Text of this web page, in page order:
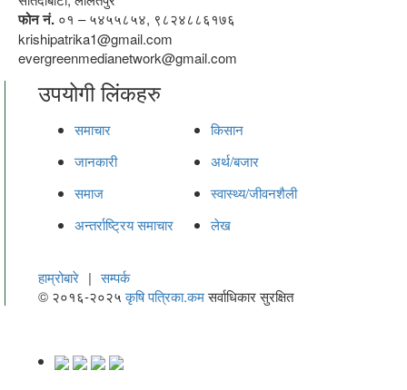
फोन नं. ०१ – ५४५५८५४, ९८२४८८६१७६
krishipatrika1@gmail.com
evergreenmedianetwork@gmail.com
उपयोगी लिंकहरु
समाचार
किसान
जानकारी
अर्थ/बजार
समाज
स्वास्थ्य/जीवनशैली
अन्तर्राष्ट्रिय समाचार
लेख
हाम्रोबारे | सम्पर्क
© २०१६-२०२५कृषि पत्रिका.कमसर्वाधिकार सुरक्षित